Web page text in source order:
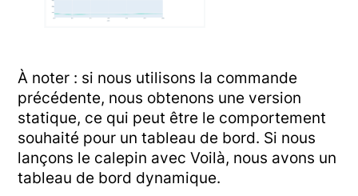
À noter : si nous utilisons la commande
précédente, nous obtenons une version
statique, ce qui peut être le comportement
souhaité pour un tableau de bord. Si nous
lançons le calepin avec Voilà, nous avons un
tableau de bord dynamique.